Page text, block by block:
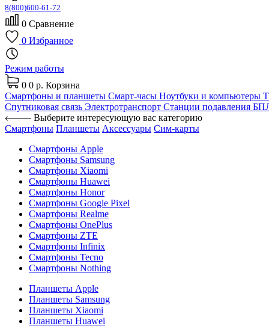
8(800)600-61-72
0 Сравнение
0 Избранное
Режим работы
0 0 р. Корзина
Смартфоны и планшеты Смарт-часы Ноутбуки и компьютеры
Спутниковая связь Электротранспорт Станции подавления
Выберите интересующую вас категорию
Смартфоны Планшеты Аксессуары Сим-карты
Смартфоны Apple
Смартфоны Samsung
Смартфоны Xiaomi
Смартфоны Huawei
Смартфоны Honor
Смартфоны Google Pixel
Смартфоны Realme
Смартфоны OnePlus
Смартфоны ZTE
Смартфоны Infinix
Смартфоны Tecno
Смартфоны Nothing
Планшеты Apple
Планшеты Samsung
Планшеты Xiaomi
Планшеты Huawei